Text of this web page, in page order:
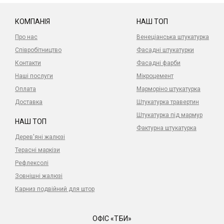
КОМПАНІЯ
Про нас
Співробітництво
Контакти
Наші послуги
Оплата
Доставка
НАШ ТОП
Венеціанська штукатурка
Фасадні штукатурки
Фасадні фарби
Мікроцемент
Марморіно штукатурка
Штукатурка травертин
Штукатурка під мармур
Фактурна штукатурка
НАШ ТОП
Дерев'яні жалюзі
Терасні маркізи
Рефлексолі
Зовнішні жалюзі
Карниз подвійний для штор
ОФІС «ТБИ»